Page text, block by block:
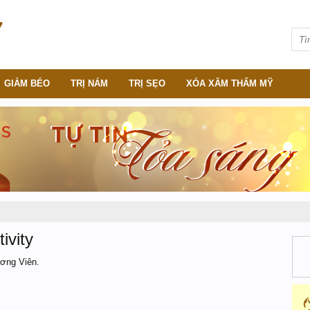
Viên.
GIẢM BÉO TRỊ NÁM TRỊ SẸO XÓA XĂM THẨM MỸ